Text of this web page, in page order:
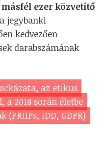
másfél ezer közvetítő
jegybanki
kedvezően
darabszámának
az etikus
2018 során életbe
IDD, GDPR)